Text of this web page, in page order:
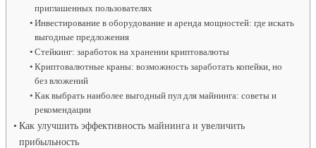
приглашенных пользователях
Инвестирование в оборудование и аренда мощностей: где искать
выгодные предложения
Стейкинг: заработок на хранении криптовалюты
Криптовалютные краны: возможность заработать копейки, но
без вложений
Как выбрать наиболее выгодный пул для майнинга: советы и
рекомендации
Как улучшить эффективность майнинга и увеличить
прибыльность